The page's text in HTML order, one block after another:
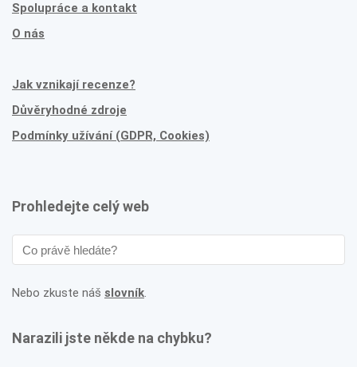
Spolupráce a kontakt
O nás
Jak vznikají recenze?
Důvěryhodné zdroje
Podmínky užívání (GDPR, Cookies)
Prohledejte celý web
Nebo zkuste náš slovník.
Narazili jste někde na chybku?